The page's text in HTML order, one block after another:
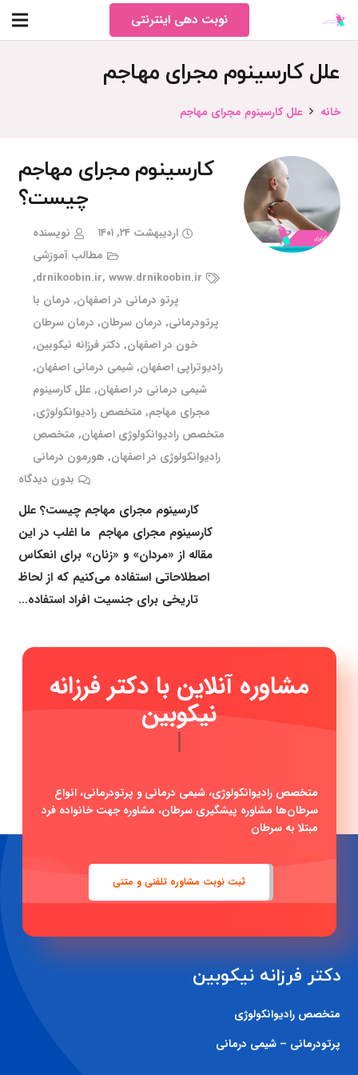
نوبت دهی اینترنتی
علل کارسینوم مجرای مهاجم
خانه علل کارسینوم مجرای مهاجم
کارسینوم مجرای مهاجم
چیست؟
اردیبهشت ۲۴, ۱۴۰۱
نویسنده
مطالب آموزشی
drnikoobin.ir, www.drnikoobin.ir
,
پرتو درمانی در اصفهان, درمان با
پرتودرمانی, درمان سرطان, درمان سرطان
خون در اصفهان, دکتر فرزانه نیکوبین,
رادیوتراپی اصفهان,شیمی درمانی اصفهان,
شیمی درمانی در اصفهان, علل کارسینوم
مجرای مهاجم, متخصص رادیوانکولوژی,
متخصص رادیوانکولوژی اصفهان, متخصص
رادیوانکولوژی در اصفهان, هورمون درمانی
بدون دیدگاه
کارسینوم مجرای مهاجم چیست؟ علل
کارسینوم مجرای مهاجم ما اغلب در این
مقاله از «مردان» و «زنان» برای انعکاس
اصطلاحاتی استفاده می‌کنیم که از لحاظ
تاریخی برای جنسیت افراد استفاده…
مشاوره آنلاین با دکتر فرزانه
نیکوبین
|
متخصص رادیوانکولوژی، شیمی درمانی و پرتودرمانی، انواع
سرطان‌ها مشاوره پیشگیری سرطان، مشاوره جهت خانواده فرد
مبتلا به سرطان
ثبت نوبت مشاوره تلفنی و متنی
دکتر فرزانه نیکوبین
متخصص رادیوانکولوژی
پرتودرمانی – شیمی درمانی